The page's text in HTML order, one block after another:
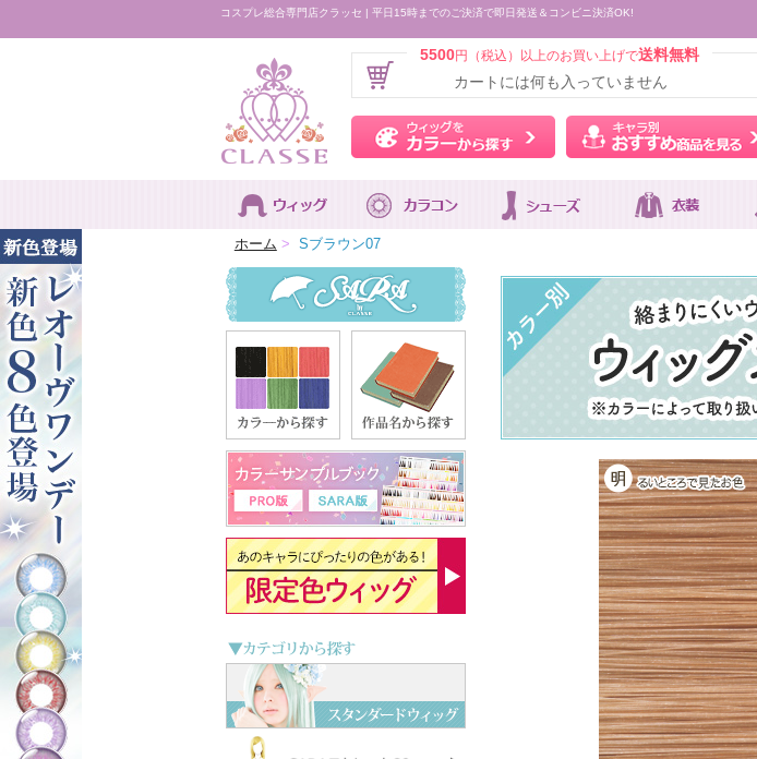
コスプレ総合専門店クラッセ | 平日15時までのご決済で即日発送＆コンビニ決済OK!
5500円（税込）以上のお買い上げで送料無料
カートには何も入っていません
ウィッグをカラーから探す
ホーム > Sブラウン07